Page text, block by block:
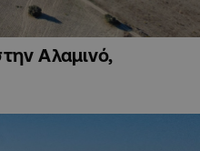
Αλαμινό,